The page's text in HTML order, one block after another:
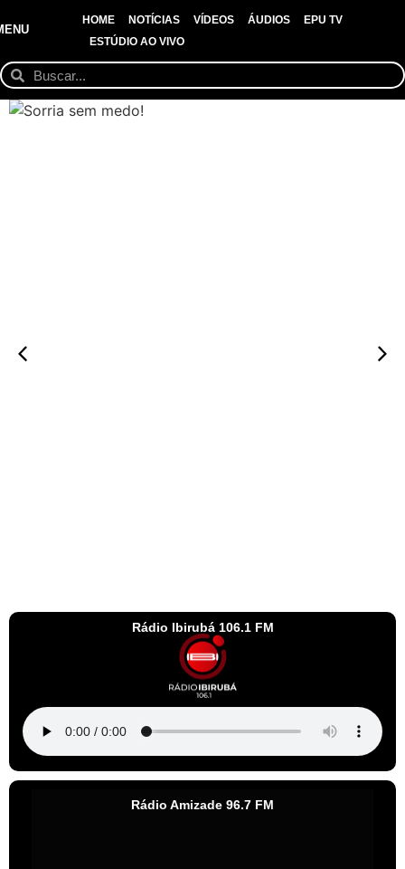
HOME NOTÍCIAS VÍDEOS ÁUDIOS
EPU TV
ESTÚDIO AO VIVO
Rádio Ibirubá 106.1 FM
Rádio Amizade 96.7 FM